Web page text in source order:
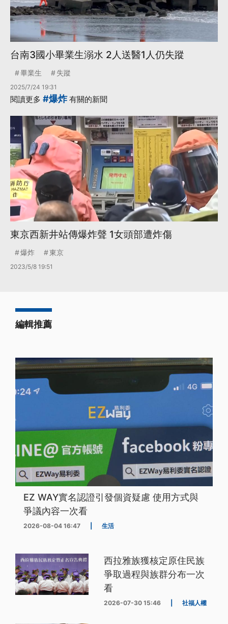
台南3國小畢業生溺水 2人送醫1人仍失蹤
畢業生 失蹤
2025/7/24 19:31
閱讀更多 #爆炸有關的新聞
東京西新井站傳爆炸聲 1女頭部遭炸傷
爆炸 東京
2023/5/8 19:51
編輯推薦
EZ WAY實名認證引發個資疑慮 使用方式與
爭議內容一次看
2026-08-04 16:47 生活
西拉雅族獲核定原住民族
爭取過程與族群分布一次
看
2026-07-30 15:46 社福人權